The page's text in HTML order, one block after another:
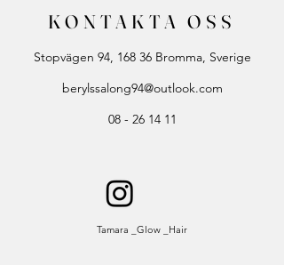
KONTAKTA OSS
Stopvägen 94, 168 36 Bromma, Sverige
berylssalong94@outlook.com
08 - 26 14 11
Tamara _Glow _Hair